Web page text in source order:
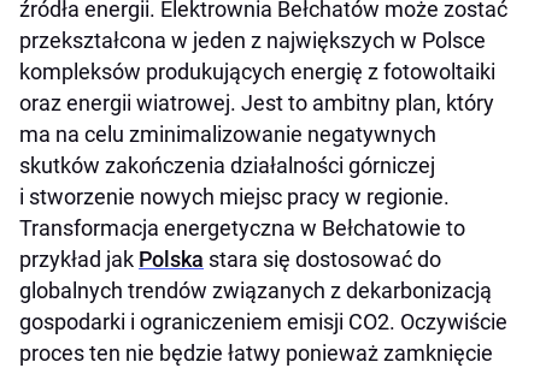
źródła energii. Elektrownia Bełchatów może zostać
przekształcona w jeden z największych w Polsce
kompleksów produkujących energię z fotowoltaiki
oraz energii wiatrowej. Jest to ambitny plan, który
ma na celu zminimalizowanie negatywnych
skutków zakończenia działalności górniczej
i stworzenie nowych miejsc pracy w regionie.
Transformacja energetyczna w Bełchatowie to
przykład jak Polska stara się dostosować do
globalnych trendów związanych z dekarbonizacją
gospodarki i ograniczeniem emisji CO2. Oczywiście
proces ten nie będzie łatwy ponieważ zamknięcie